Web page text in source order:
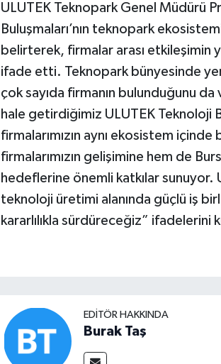
ULUTEK Teknopark Genel Müdürü
Buluşmaları’nın teknopark
belirterek, firmalar arası etkileşimin
ifade etti. Teknopark bünyesinde
çok sayıda firmanın bulunduğunu
hale getirdiğimiz ULUTEK Teknoloji
firmalarımızın aynı ekosistem
firmalarımızın gelişimine hem de
hedeflerine önemli katkılar
teknoloji üretimi alanında güçlü iş
kararlılıkla sürdüreceğiz” ifadelerini
EDITÖR HAKKINDA
Burak Taş